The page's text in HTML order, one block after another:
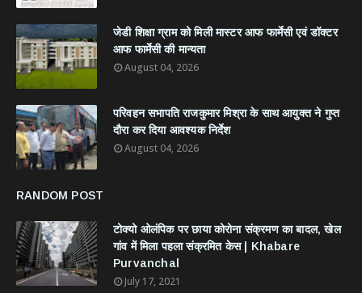
जेडी शिक्षा ग्राम को मिली मास्टर आफ फार्मेसी एवं डॉक्टर
आफ फार्मेसी की मान्यता
August 04, 2026
परिवहन सभापति राजकुमार मिश्रा के साथ आयुक्त ने गुप्त
दौरा कर दिया आवश्यक निर्देश
August 04, 2026
RANDOM POST
टोक्यो ओलंपिक पर छाया कोरोना संक्रमण का बादल, खेल
गांव में मिला पहला संक्रमित केस | Khabare
Purvanchal
July 17, 2021